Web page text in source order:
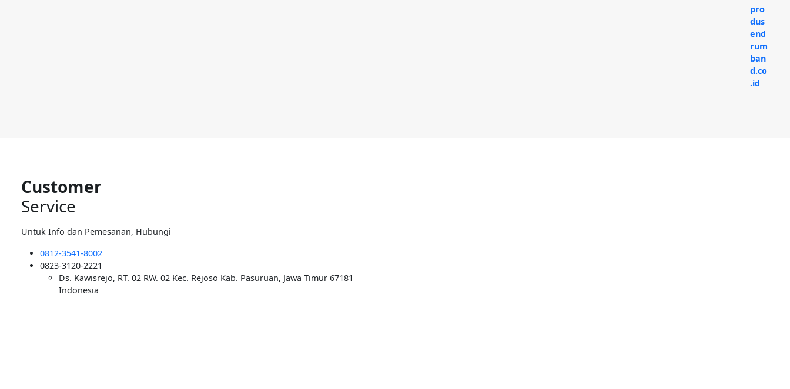
Customer
Service
Untuk Info dan Pemesanan, Hubungi
0812-3541-8002
0823-3120-2221
Ds. Kawisrejo, RT. 02 RW. 02 Kec. Rejoso Kab. Pasuruan, Jawa Timur 67181
Indonesia